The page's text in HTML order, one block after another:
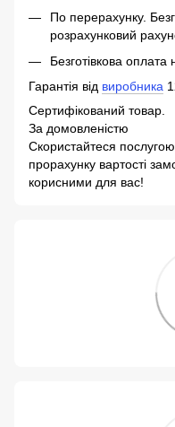
По перерахунку.
розрахунковий
Безготівкова
Гарантія від виробника
Сертифікований товар.
За домовленістю
Скористайтеся послугою
прорахунку вартості
корисними для вас!